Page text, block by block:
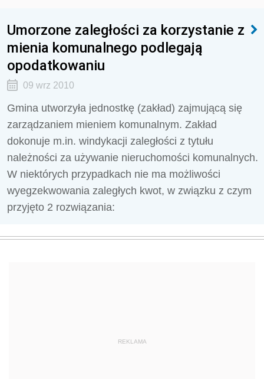
Umorzone zaległości za korzystanie z
mienia komunalnego podlegają
opodatkowaniu
09 wrz 2010
Gmina utworzyła jednostkę (zakład) zajmującą się
zarządzaniem mieniem komunalnym. Zakład
dokonuje m.in. windykacji zaległości z tytułu
należności za używanie nieruchomości komunalnych.
W niektórych przypadkach nie ma możliwości
wyegzekwowania zaległych kwot, w związku z czym
przyjęto 2 rozwiązania:
REKLAMA